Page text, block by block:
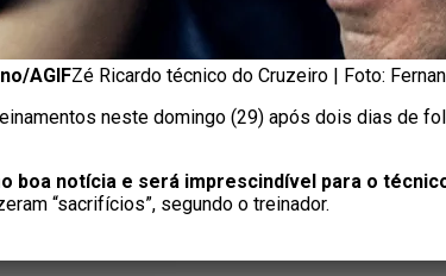
AGIFZé Ricardo técnico do Cruzeiro | Foto:
neste domingo (29) após dois dias de
boa notícia e será imprescindível para o
“sacrifícios”, segundo o treinador.